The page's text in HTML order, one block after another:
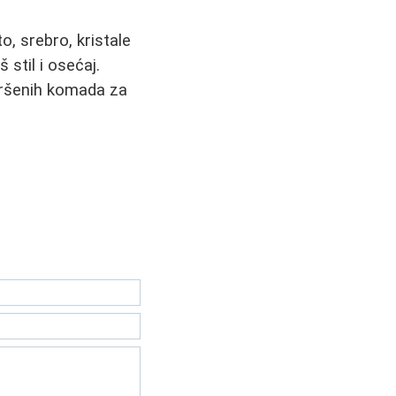
srebro, kristale
stil i osećaj.
komada za